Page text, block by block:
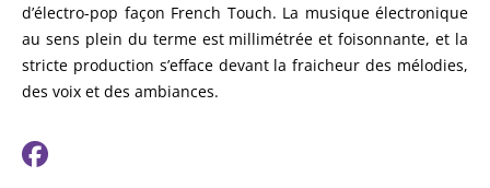
d’électro-pop façon French Touch. La musique électronique
au sens plein du terme est millimétrée et foisonnante, et la
stricte production s’efface devant la fraicheur des mélodies,
des voix et des ambiances.